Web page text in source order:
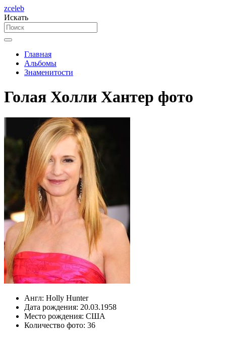
zceleb
Искать
Главная
Альбомы
Знаменитости
Голая Холли Хантер фото
Англ: Holly Hunter
Дата рождения: 20.03.1958
Место рождения: США
Количество фото: 36